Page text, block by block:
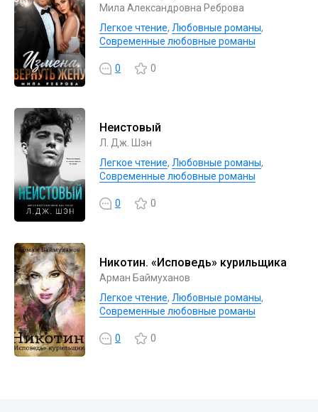
Мила Александровна Реброва
Легкое чтение, Любовные романы,
Современные любовные романы
0 0
Неистовый
Л. Дж. Шэн
Легкое чтение, Любовные романы,
Современные любовные романы
0 0
Никотин. «Исповедь» курильщика
Арман Баймуханов
Легкое чтение, Любовные романы,
Современные любовные романы
0 0